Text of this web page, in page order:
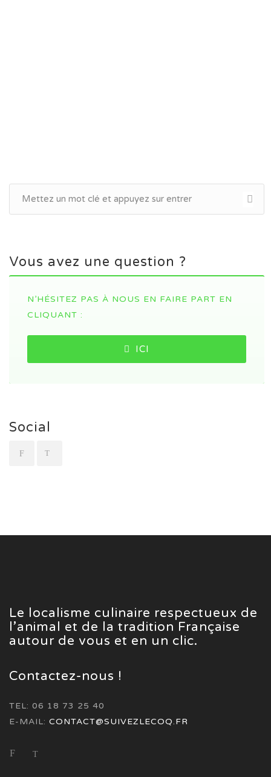
Vous avez une question ?
N’HÉSITEZ PAS À NOUS EN FAIRE PART EN
CLIQUANT :
ICI
Social
Le localisme culinaire respectueux de
l’animal et de la tradition Française
autour de vous et en un clic.
Contactez-nous !
TEL: 06 18 73 25 40
E-MAIL: CONTACT@SUIVEZLECOQ.FR